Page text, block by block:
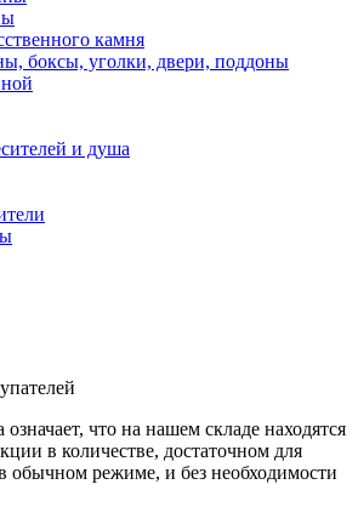
камня
боксы, уголки, двери, поддоны
и душа
что на нашем складе находятся
в количестве, достаточном для
обычном режиме, и без необходимости